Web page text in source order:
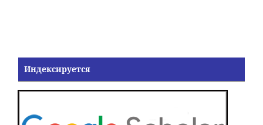
Индексируется